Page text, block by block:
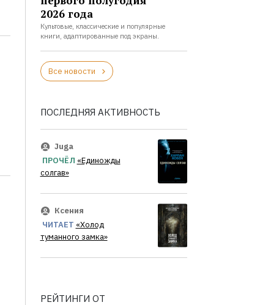
2026 года
Культовые, классические и популярные
книги, адаптированные под экраны.
Все новости
ПОСЛЕДНЯЯ АКТИВНОСТЬ
Juga
ПРОЧЁЛ «Единожды
солгав»
Ксения
ЧИТАЕТ «Холод
туманного замка»
РЕЙТИНГИ ОТ